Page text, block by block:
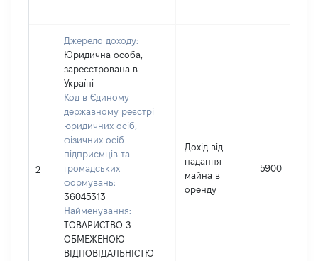
2
Джерело доходу:
Юридична особа,
зареєстрована в
Україні
Код в Єдиному
державному реєстрі
юридичних осіб,
фізичних осіб –
підприємців та
громадських
формувань:
36045313
Найменування:
ТОВАРИСТВО З
ОБМЕЖЕНОЮ
ВІДПОВІДАЛЬНІСТЮ
Дохід від
надання
майна в
оренду
5900